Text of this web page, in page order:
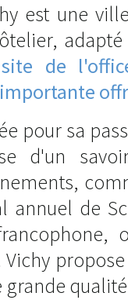
est une
de
pour sa
d'un
annuel de
grande